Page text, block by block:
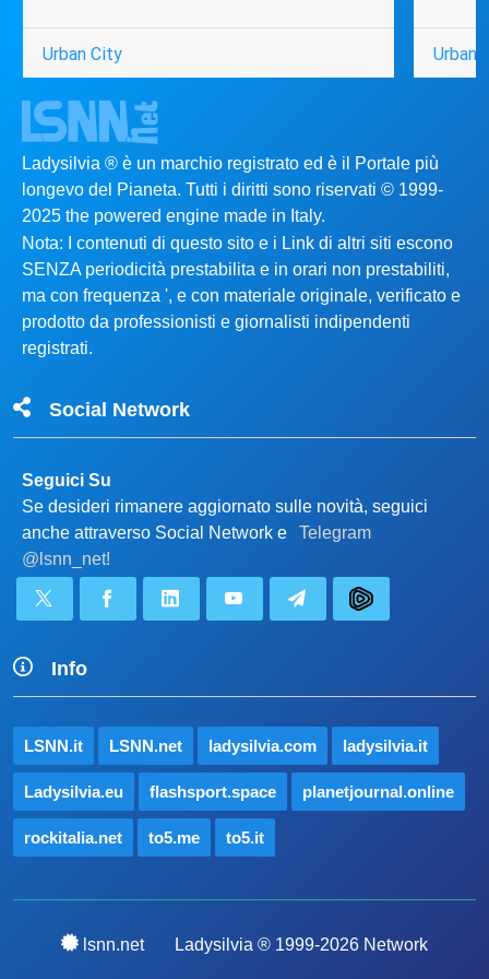
Urban City Urban
Ladysilvia ® è un marchio registrato ed è il Portale più
longevo del Pianeta. Tutti i diritti sono riservati © 1999-
2025 the powered engine made in Italy.
Nota: I contenuti di questo sito e i Link di altri siti escono
SENZA periodicità prestabilita e in orari non prestabiliti,
ma con frequenza ', e con materiale originale, verificato e
prodotto da professionisti e giornalisti indipendenti
registrati.
Social Network
Seguici Su
Se desideri rimanere aggiornato sulle novità, seguici
anche attraverso Social Network e
Telegram
@lsnn_net!
Info
LSNN.it LSNN.net ladysilvia.com ladysilvia.it
Ladysilvia.eu flashsport.space planetjournal.online
rockitalia.net to5.me to5.it
lsnn.net Ladysilvia ® 1999-2026 Network